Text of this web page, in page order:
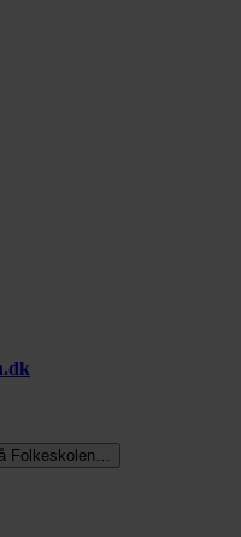
Folkeskolen…